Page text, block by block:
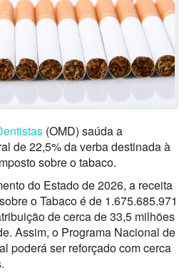
(OMD) saúda a
de 22,5% da verba destinada à
sobre o tabaco.
do Estado de 2026, a receita
o Tabaco é de 1.675.685.971
de cerca de 33,5 milhões
Assim, o Programa Nacional de
poderá ser reforçado com cerca